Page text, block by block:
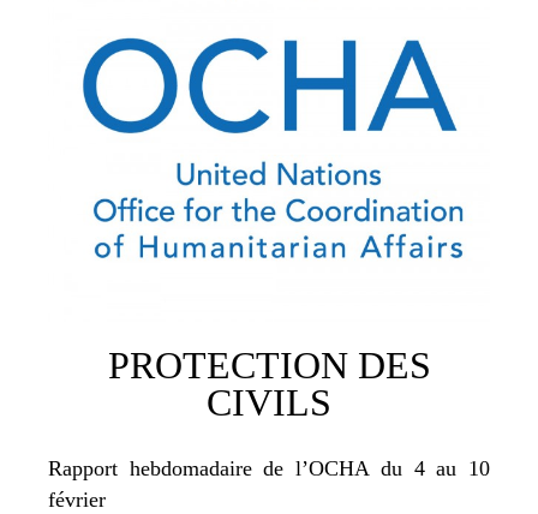
PROTECTION DES
CIVILS
Rapport hebdomadaire de l’OCHA du 4 au 10
février